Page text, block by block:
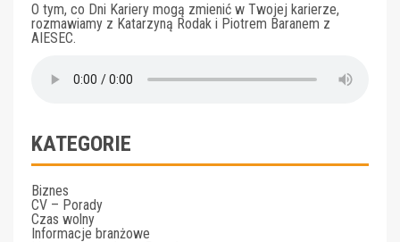
O tym, co Dni Kariery mogą zmienić w Twojej karierze,
rozmawiamy z Katarzyną Rodak i Piotrem Baranem z
AIESEC.
KATEGORIE
Biznes
CV – Porady
Czas wolny
Informacje branżowe